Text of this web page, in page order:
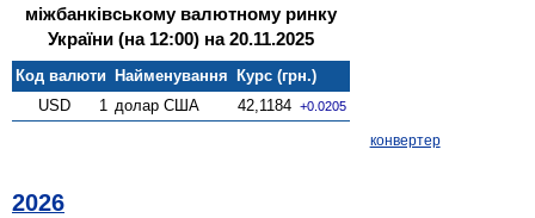
міжбанківському валютному ринку
України (на 12:00) на 20.11.2025
Код валюти Найменування
Курс (грн.)
USD
1 долар США 42,1184 +0.0205
конвертер
2026